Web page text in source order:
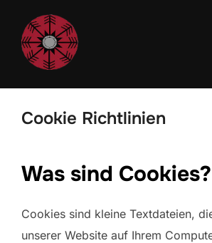
Cookie Richtlinien
Was sind Cookies?
Cookies sind kleine Textdateien,
unserer Website auf Ihrem